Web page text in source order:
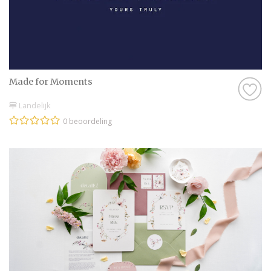
in Buinen, of kruip met een kop thee op de
in hoe geweldig jullie bruiloft wordt met
Wij wensen jullie alvast een geweldige tijd
toe!
Made for Moments
Landelijk
0 beoordeling